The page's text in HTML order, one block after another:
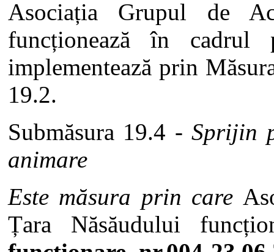
Asociația Grupul de
funcționează în cadrul
implementează prin
19.2.
Submăsura 19.4 -Sprijin
animare
Este măsura prin care
Țara Năsăudului